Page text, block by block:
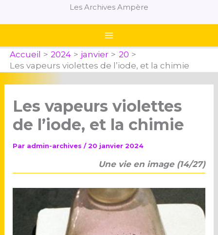
Les Archives Ampère
Accueil 2024 janvier
20
Les vapeurs violettes de l’iode, et la chimie
Les vapeurs violettes
de l’iode, et la chimie
Par admin-archives/20 janvier 2024
Une vie en image (14/27)